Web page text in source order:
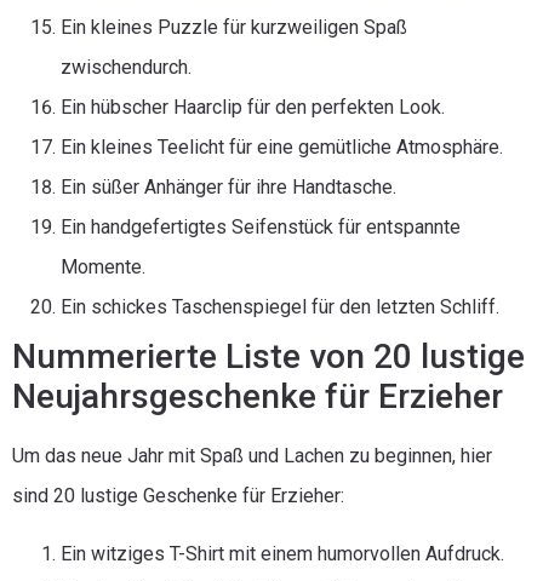
Ein kleines Puzzle für kurzweiligen Spaß
zwischendurch.
Ein hübscher Haarclip für den perfekten Look.
Ein kleines Teelicht für eine gemütliche Atmosphäre.
Ein süßer Anhänger für ihre Handtasche.
Ein handgefertigtes Seifenstück für entspannte
Momente.
Ein schickes Taschenspiegel für den letzten Schliff.
Nummerierte Liste von 20 lustige
Neujahrsgeschenke für Erzieher
Um das neue Jahr mit Spaß und Lachen zu beginnen, hier
sind 20 lustige Geschenke für Erzieher:
Ein witziges T-Shirt mit einem humorvollen Aufdruck.